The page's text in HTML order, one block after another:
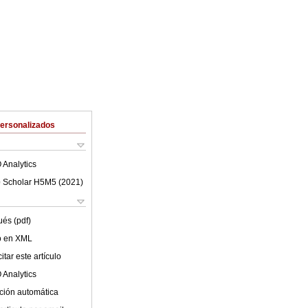
Analytics
Scholar H5M5 (2021 )
(pdf)
en XML
este artículo
Analytics
automática